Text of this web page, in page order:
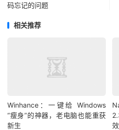
码忘记的问题
相关推荐
Winhance：一键给 Windows
“瘦身”的神器，老电脑也能重获
新生